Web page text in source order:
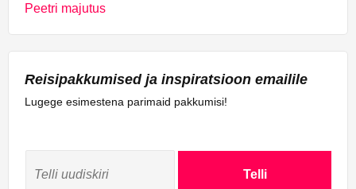
Peetri majutus
Reisipakkumised ja inspiratsioon emailile
Lugege esimestena parimaid pakkumisi!
Telli